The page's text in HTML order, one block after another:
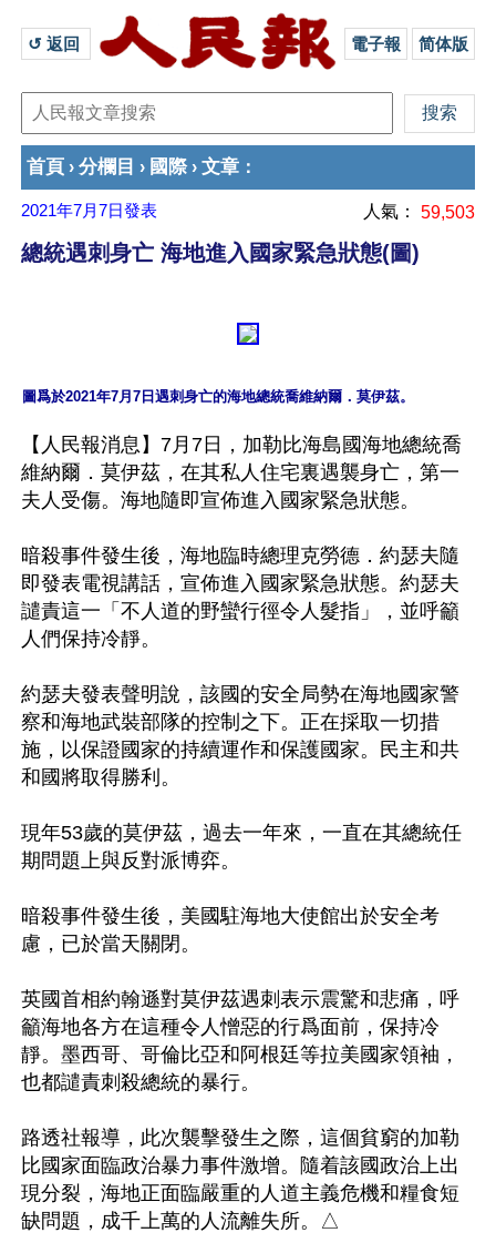
↺ 返回 電子報 简体版
首頁 › 分欄目 › 國際› 文章 ：
2021年7月7日發表 人氣： 59,503
總統遇刺身亡 海地進入國家緊急狀態(圖)
【人民報消息】7月7日，加勒比海島國海地總統喬
維納爾．莫伊茲，在其私人住宅裏遇襲身亡，第一
夫人受傷。海地隨即宣佈進入國家緊急狀態。
暗殺事件發生後，海地臨時總理克勞德．約瑟夫隨
即發表電視講話，宣佈進入國家緊急狀態。約瑟夫
譴責這一「不人道的野蠻行徑令人髮指」，並呼籲
人們保持冷靜。
約瑟夫發表聲明說，該國的安全局勢在海地國家警
察和海地武裝部隊的控制之下。正在採取一切措
施，以保證國家的持續運作和保護國家。民主和共
和國將取得勝利。
現年53歲的莫伊茲，過去一年來，一直在其總統任
期問題上與反對派博弈。
暗殺事件發生後，美國駐海地大使館出於安全考
慮，已於當天關閉。
英國首相約翰遜對莫伊茲遇刺表示震驚和悲痛，呼
籲海地各方在這種令人憎惡的行爲面前，保持冷
靜。墨西哥、哥倫比亞和阿根廷等拉美國家領袖，
也都譴責刺殺總統的暴行。
路透社報導，此次襲擊發生之際，這個貧窮的加勒
比國家面臨政治暴力事件激增。隨着該國政治上出
現分裂，海地正面臨嚴重的人道主義危機和糧食短